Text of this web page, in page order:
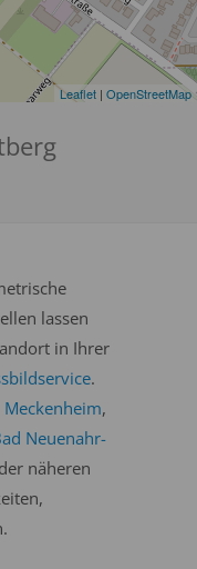
Leaflet | OpenStreetMap
lassen
in Ihrer
.
Meckenheim,
Neuenahr-
näheren